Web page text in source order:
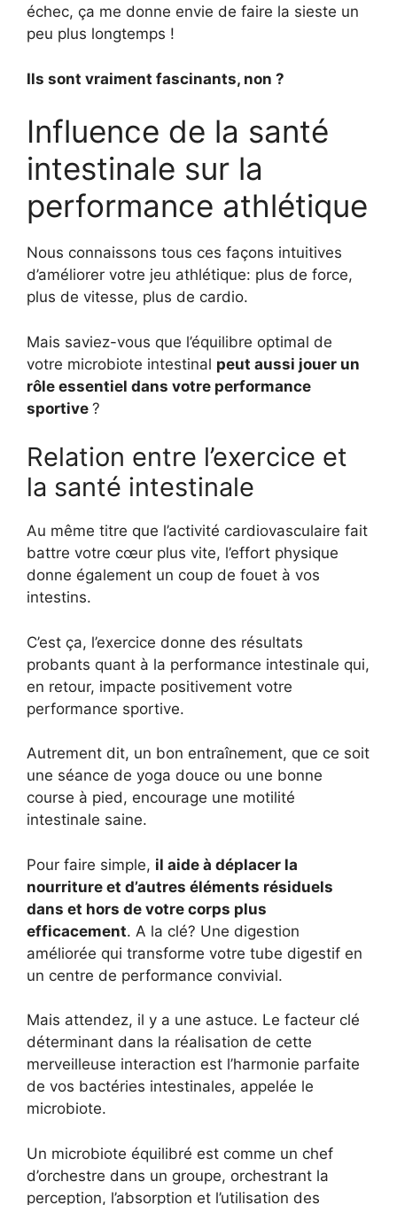
échec, ça me donne envie de faire la sieste un
peu plus longtemps !
Ils sont vraiment fascinants, non ?
Influence de la santé
intestinale sur la
performance athlétique
Nous connaissons tous ces façons intuitives
d’améliorer votre jeu athlétique: plus de force,
plus de vitesse, plus de cardio.
Mais saviez-vous que l’équilibre optimal de
votre microbiote intestinal peut aussi jouer un
rôle essentiel dans votre performance
sportive ?
Relation entre l’exercice et
la santé intestinale
Au même titre que l’activité cardiovasculaire fait
battre votre cœur plus vite, l’effort physique
donne également un coup de fouet à vos
intestins.
C’est ça, l’exercice donne des résultats
probants quant à la performance intestinale qui,
en retour, impacte positivement votre
performance sportive.
Autrement dit, un bon entraînement, que ce soit
une séance de yoga douce ou une bonne
course à pied, encourage une motilité
intestinale saine.
Pour faire simple, il aide à déplacer la
nourriture et d’autres éléments résiduels
dans et hors de votre corps plus
efficacement. A la clé? Une digestion
améliorée qui transforme votre tube digestif en
un centre de performance convivial.
Mais attendez, il y a une astuce. Le facteur clé
déterminant dans la réalisation de cette
merveilleuse interaction est l’harmonie parfaite
de vos bactéries intestinales, appelée le
microbiote.
Un microbiote équilibré est comme un chef
d’orchestre dans un groupe, orchestrant la
perception, l’absorption et l’utilisation des